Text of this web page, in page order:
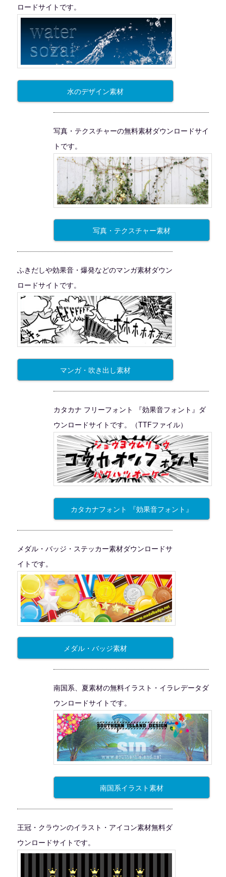
ロードサイトです。
水のデザイン素材
写真・テクスチャーの無料素材ダウンロードサイ
トです。
写真・テクスチャー素材
ふきだしや効果音・爆発などのマンガ素材ダウン
ロードサイトです。
マンガ・吹き出し素材
カタカナ フリーフォント 『効果音フォント』ダ
ウンロードサイトです。（TTFファイル）
カタカナフォント 『効果音フォント』
メダル・バッジ・ステッカー素材ダウンロードサ
イトです。
メダル・バッジ素材
南国系、夏素材の無料イラスト・イラレデータダ
ウンロードサイトです。
南国系イラスト素材
王冠・クラウンのイラスト・アイコン素材無料ダ
ウンロードサイトです。